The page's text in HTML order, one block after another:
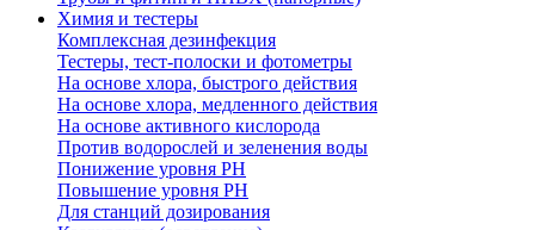
Химия и тестеры
Комплексная дезинфекция
Тестеры, тест-полоски и фотометры
На основе хлора, быстрого действия
На основе хлора, медленного действия
На основе активного кислорода
Против водорослей и зеленения воды
Понижение уровня РН
Повышение уровня РН
Для станций дозирования